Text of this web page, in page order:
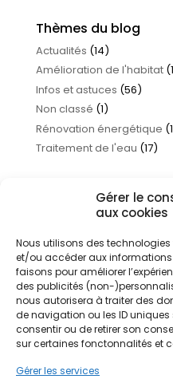
Gérer le
aux cookies
Nous utilisons des
et/ou accéder aux
faisons pour améliorer
des publicités (non-
nous autorisera à traiter des
de navigation ou les ID uniques
consentir ou de retirer son
sur certaines fonctonnalités et
Gérer les services
Thèmes du blog
Actualités (14)
Amélioration de l'habitat
Infos et astuces (56)
Non classé (1)
Rénovation énergétique
Traitement de l'eau (17)
Devis gratuit